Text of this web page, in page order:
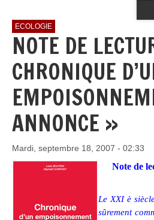
ECOLOGIE
NOTE DE
CHRONIQUE
ANNONCE »
Mardi, septembre 18, 2007 - 02:33
Note de
Le XXI è
sûrement